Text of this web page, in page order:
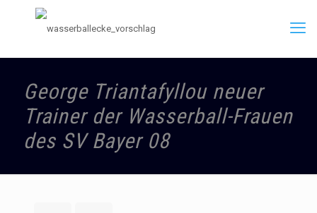
George Triantafyllou neuer
Trainer der Wasserball-Frauen
des SV Bayer 08